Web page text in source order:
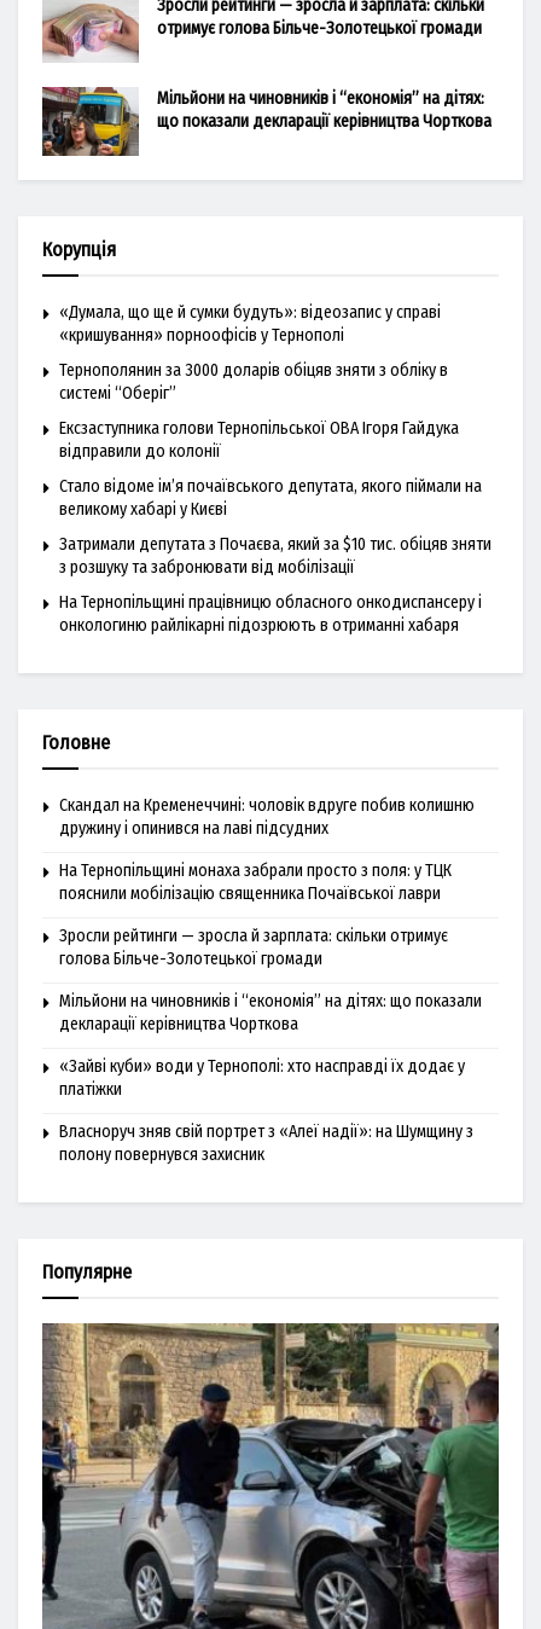
Зросли рейтинги — зросла й зарплата: скільки
отримує голова Більче-Золотецької громади
Мільйони на чиновників і “економія” на дітях:
що показали декларації керівництва Чорткова
Корупція
«Думала, що ще й сумки будуть»: відеозапис у справі
«кришування» порноофісів у Тернополі
Тернополянин за 3000 доларів обіцяв зняти з обліку в
системі “Оберіг”
Ексзаступника голови Тернопільської ОВА Ігоря Гайдука
відправили до колонії
Стало відоме ім’я почаївського депутата, якого піймали на
великому хабарі у Києві
Затримали депутата з Почаєва, який за $10 тис. обіцяв зняти
з розшуку та забронювати від мобілізації
На Тернопільщині працівницю обласного онкодиспансеру і
онкологиню райлікарні підозрюють в отриманні хабаря
Головне
Скандал на Кременеччині: чоловік вдруге побив колишню
дружину і опинився на лаві підсудних
На Тернопільщині монаха забрали просто з поля: у ТЦК
пояснили мобілізацію священника Почаївської лаври
Зросли рейтинги — зросла й зарплата: скільки отримує
голова Більче-Золотецької громади
Мільйони на чиновників і “економія” на дітях: що показали
декларації керівництва Чорткова
«Зайві куби» води у Тернополі: хто насправді їх додає у
платіжки
Власноруч зняв свій портрет з «Алеї надії»: на Шумщину з
полону повернувся захисник
Популярне